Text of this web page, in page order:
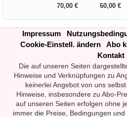
70,00 € 60,00 €
Impressum
Cookie-Einstell. ändern
Abo
Kontakt
Die auf unseren Seiten
Hinweise und Verknüpfungen zu
keinerlei Angebot von uns
Hinweise, insbesondere zu Abo-
auf unseren Seiten erfolgen ohne
immer die Preise, Bedingungen